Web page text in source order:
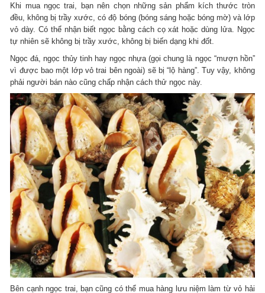
Khi mua ngọc trai, bạn nên chọn những sản phẩm kích thước tròn
đều, không bị trầy xước, có độ bóng (bóng sáng hoặc bóng mờ) và lớp
vỏ dày. Có thể nhận biết ngọc bằng cách cọ xát hoặc dùng lửa. Ngọc
tự nhiên sẽ không bị trầy xước, không bị biến dạng khi đốt.
Ngọc đá, ngọc thủy tinh hay ngọc nhựa (gọi chung là ngọc “mượn hồn”
vì được bao một lớp vỏ trai bên ngoài) sẽ bị “lộ hàng”. Tuy vậy, không
phải người bán nào cũng chấp nhận cách thử ngọc này.
Bên cạnh ngọc trai, bạn cũng có thể mua hàng lưu niệm làm từ vỏ hải